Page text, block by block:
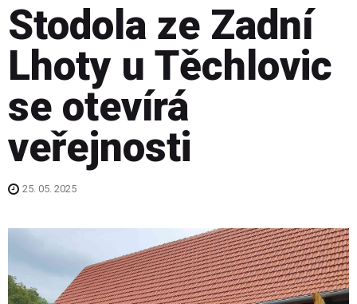
Stodola ze Zadní
Lhoty u Těchlovic
se otevírá
veřejnosti
25. 05. 2025